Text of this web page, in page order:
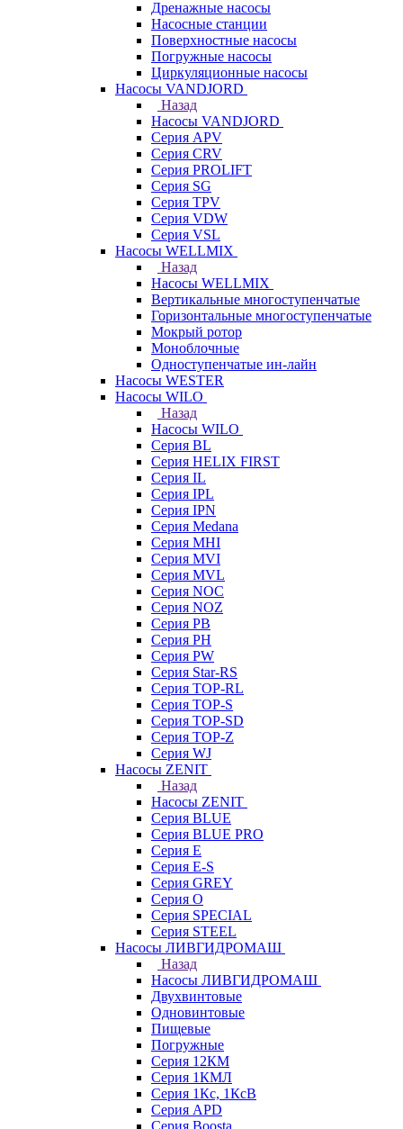
Дренажные насосы
Насосные станции
Поверхностные насосы
Погружные насосы
Циркуляционные насосы
Насосы VANDJORD
Назад
Насосы VANDJORD
Серия APV
Серия CRV
Серия PROLIFT
Серия SG
Серия TPV
Серия VDW
Серия VSL
Насосы WELLMIX
Назад
Насосы WELLMIX
Вертикальные многоступенчатые
Горизонтальные многоступенчатые
Мокрый ротор
Моноблочные
Одноступенчатые ин-лайн
Насосы WESTER
Насосы WILO
Назад
Насосы WILO
Серия BL
Серия HELIX FIRST
Серия IL
Серия IPL
Серия IPN
Серия Medana
Серия MHI
Серия MVI
Серия MVL
Серия NOC
Серия NOZ
Серия PB
Серия PH
Серия PW
Серия Star-RS
Серия TOP-RL
Серия TOP-S
Серия TOP-SD
Серия TOP-Z
Серия WJ
Насосы ZENIT
Назад
Насосы ZENIT
Серия BLUE
Серия BLUE PRO
Серия E
Серия E-S
Серия GREY
Серия O
Серия SPECIAL
Серия STEEL
Насосы ЛИВГИДРОМАШ
Назад
Насосы ЛИВГИДРОМАШ
Двухвинтовые
Одновинтовые
Пищевые
Погружные
Серия 12КМ
Серия 1КМЛ
Серия 1Кс, 1КсВ
Серия APD
Серия Boosta